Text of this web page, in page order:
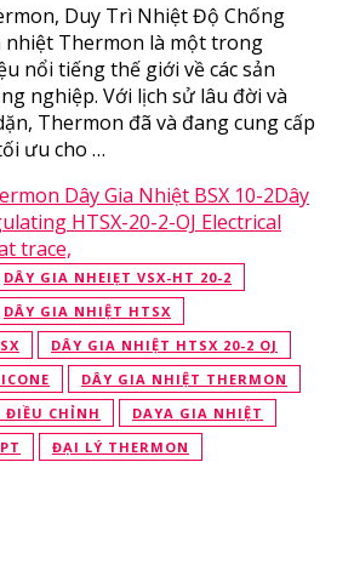
Duy Trì Nhiệt Độ Chống
nhiệt Thermon là một trong
nổi tiếng thế giới về các sản
nghiệp. Với lịch sử lâu đời và
Thermon đã và đang cung cấp
ưu cho …
DÂY GIA NHEIẸT VSX-HT 20-2
DÂY GIA NHIỆT HTSX
DÂY GIA NHIỆT HTSX 20-2 OJ
DÂY GIA NHIỆT THERMON
ĐIỀU CHỈNH
DAYA GIA NHIỆT
ĐẠI LÝ THERMON